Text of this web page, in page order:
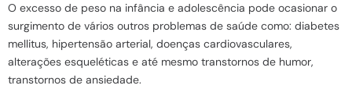
O excesso de peso na infância e adolescência pode ocasionar o
surgimento de vários outros problemas de saúde como: diabetes
mellitus, hipertensão arterial, doenças cardiovasculares,
alterações esqueléticas e até mesmo transtornos de humor,
transtornos de ansiedade.